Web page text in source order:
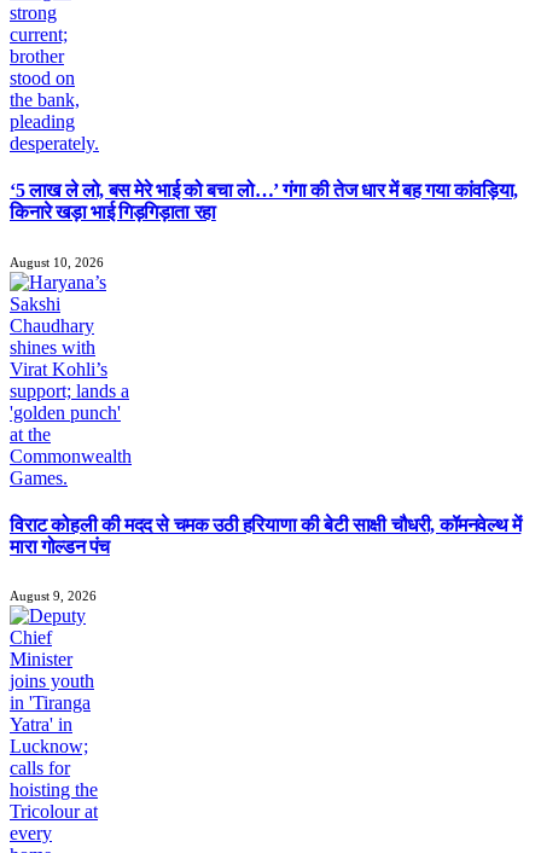
‘5 लाख ले लो, बस मेरे भाई को बचा लो…’ गंगा की तेज धार में बह गया कांवड़िया,
किनारे खड़ा भाई गिड़गिड़ाता रहा
August 10, 2026
विराट कोहली की मदद से चमक उठी हरियाणा की बेटी साक्षी चौधरी, कॉमनवेल्थ में
मारा गोल्डन पंच
August 9, 2026